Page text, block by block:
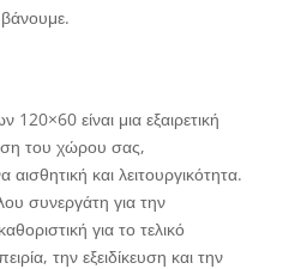
είναι μια εξαιρετική
του χώρου σας,
και λειτουργικότητα.
συνεργάτη για την
για το τελικό
την εξειδίκευση και την